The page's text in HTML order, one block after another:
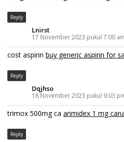
Reply
Lnirst
17 November 2023 pukul 7:00
cost aspirin buy generic aspirin for
Reply
Dqjhso
18 November 2023 pukul 9:03
trimox 500mg ca arimidex 1 mg
Reply